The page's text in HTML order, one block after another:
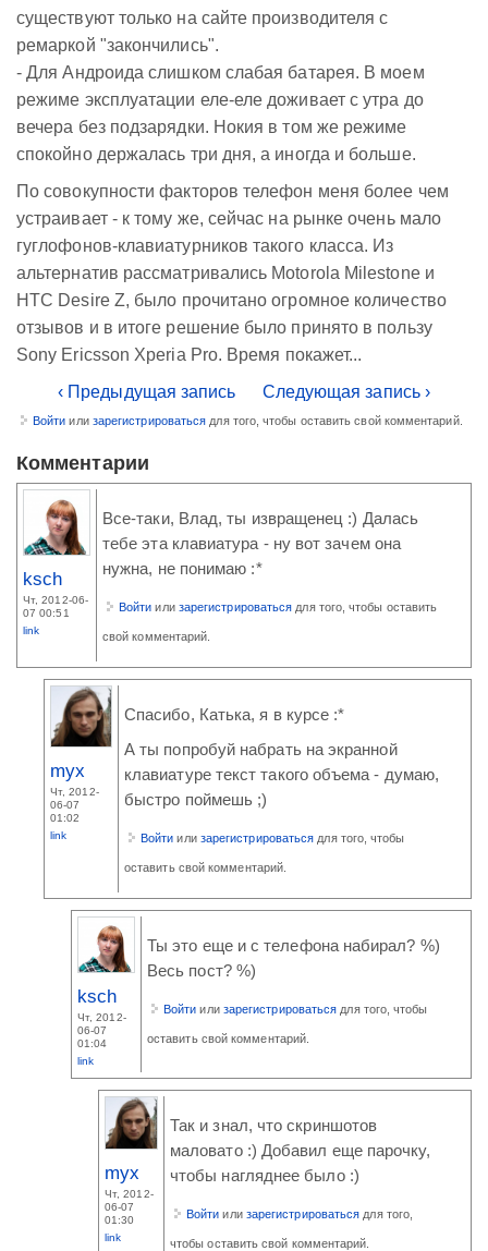
существуют только на сайте производителя с
ремаркой "закончились".
- Для Андроида слишком слабая батарея. В моем
режиме эксплуатации еле-еле доживает с утра до
вечера без подзарядки. Нокия в том же режиме
спокойно держалась три дня, а иногда и больше.
По совокупности факторов телефон меня более чем
устраивает - к тому же, сейчас на рынке очень мало
гуглофонов-клавиатурников такого класса. Из
альтернатив рассматривались Motorola Milestone и
HTC Desire Z, было прочитано огромное количество
отзывов и в итоге решение было принято в пользу
Sony Ericsson Xperia Pro. Время покажет...
‹ Предыдущая запись
Следующая запись ›
Войти или зарегистрироваться для того, чтобы оставить свой комментарий.
Комментарии
ksch
Чт, 2012-06-
07 00:51
link
Все-таки, Влад, ты извращенец :) Далась
тебе эта клавиатура - ну вот зачем она
нужна, не понимаю :*
Войти или зарегистрироваться для того, чтобы оставить
свой комментарий.
myx
Чт, 2012-
06-07
01:02
link
Спасибо, Катька, я в курсе :*
А ты попробуй набрать на экранной
клавиатуре текст такого объема - думаю,
быстро поймешь ;)
Войти или зарегистрироваться для того, чтобы
оставить свой комментарий.
ksch
Чт, 2012-
06-07
01:04
link
Ты это еще и с телефона набирал? %)
Весь пост? %)
Войти или зарегистрироваться для того, чтобы
оставить свой комментарий.
myx
Чт, 2012-
06-07
01:30
link
Так и знал, что скриншотов
маловато :) Добавил еще парочку,
чтобы нагляднее было :)
Войти или зарегистрироваться для того,
чтобы оставить свой комментарий.